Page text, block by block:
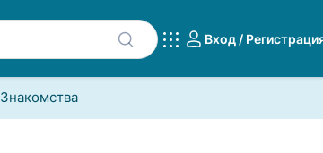
Вход /
Знакомства